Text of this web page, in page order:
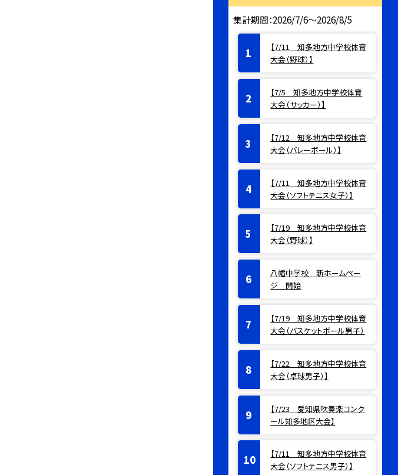
集計期間：2026/7/6～2026/8/5
【7/11 知多地方中学校体育
大会（野球）】
【7/5 知多地方中学校体育
大会（サッカー）】
【7/12 知多地方中学校体育
大会（バレーボール）】
【7/11 知多地方中学校体育
大会（ソフトテニス女子）】
【7/19 知多地方中学校体育
大会（野球）】
八幡中学校 新ホームペー
ジ 開始
【7/19 知多地方中学校体育
大会（バスケットボール男子）
【7/22 知多地方中学校体育
大会（卓球男子）】
【7/23 愛知県吹奏楽コンク
ール知多地区大会】
【7/11 知多地方中学校体育
大会（ソフトテニス男子）】